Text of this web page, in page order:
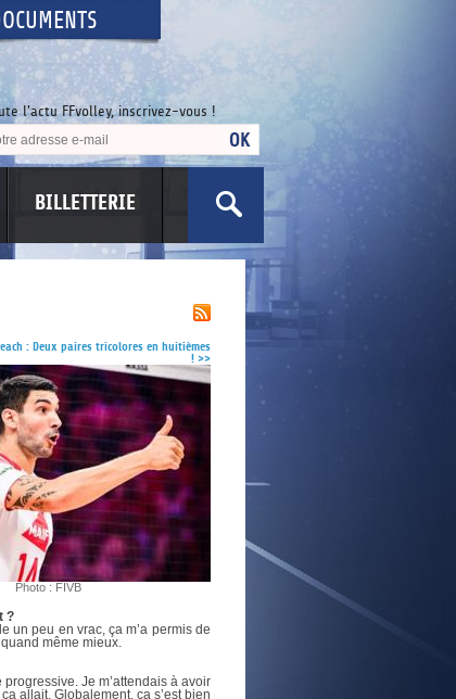
l'actu FFvolley, inscrivez-vous !
BILLETTERIE
: Deux paires tricolores en huitièmes
! >>
Photo : FIVB
?
un peu en vrac, ça m’a permis de
même mieux.
Je m’attendais à avoir
allait. Globalement, ça s’est bien